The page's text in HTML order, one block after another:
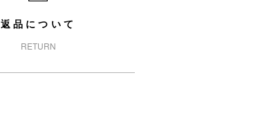
返品について
RETURN